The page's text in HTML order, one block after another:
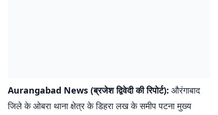
Aurangabad News (ब्रजेश द्विवेदी की रिपोर्ट): औरंगाबाद
जिले के ओबरा थाना क्षेत्र के डिहरा लख के समीप पटना मुख्य